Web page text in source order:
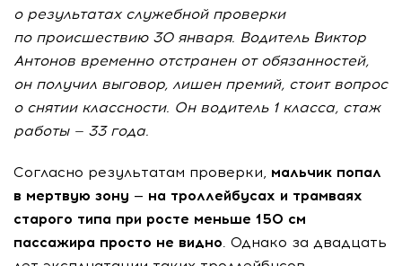
о результатах служебной проверки
по происшествию 30 января. Водитель Виктор
Антонов временно отстранен от обязанностей,
он получил выговор, лишен премий, стоит вопрос
о снятии классности. Он водитель 1 класса, стаж
работы — 33 года.
Согласно результатам проверки, мальчик попал
в мертвую зону — на троллейбусах и трамваях
старого типа при росте меньше 150 см
пассажира просто не видно. Однако за двадцать